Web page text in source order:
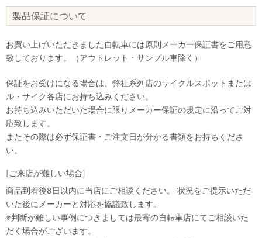
製品保証について
お買い上げいただきました自転車には原則メーカー保証書をご用意
致しております。（アウトレット・サンプル車除く）
保証をお受けになる場合は、弊社系列店のサイクルスポットまたは
ル・サイク各店にお持ち込みください。
お持ち込みいただいた場合に限りメーカー保証の規定に沿ってご対
応致します。
またその際は必ず保証書・ご注文日が分かる書類をお持ちくださ
い。
[ご来店が難しい場合]
商品到着後8日以内に当店にご相談ください。 状況をご提示いただ
いた後にメーカーと対応を協議致します。
※判断が難しい事例につきましては最寄の自転車店にてご相談いた
だく場合がございます。